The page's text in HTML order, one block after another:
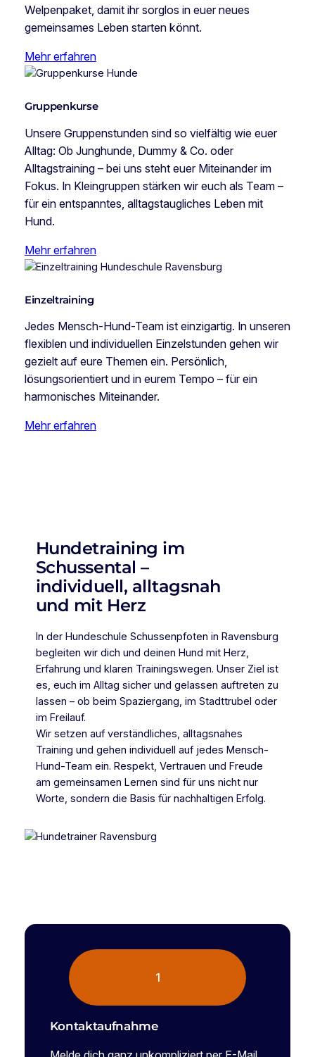
Welpenpaket, damit ihr sorglos in euer neues
gemeinsames Leben starten könnt.
Mehr erfahren
Gruppenkurse
Unsere Gruppenstunden sind so vielfältig wie euer
Alltag: Ob Junghunde, Dummy & Co. oder
Alltagstraining – bei uns steht euer Miteinander im
Fokus. In Kleingruppen stärken wir euch als Team –
für ein entspanntes, alltagstaugliches Leben mit
Hund.
Mehr erfahren
Einzeltraining
Jedes Mensch-Hund-Team ist einzigartig. In unseren
flexiblen und individuellen Einzelstunden gehen wir
gezielt auf eure Themen ein. Persönlich,
lösungsorientiert und in eurem Tempo – für ein
harmonisches Miteinander.
Mehr erfahren
Hundetraining im
Schussental –
individuell, alltagsnah
und mit Herz
In der Hundeschule Schussenpfoten in Ravensburg
begleiten wir dich und deinen Hund mit Herz,
Erfahrung und klaren Trainingswegen. Unser Ziel ist
es, euch im Alltag sicher und gelassen auftreten zu
lassen – ob beim Spaziergang, im Stadttrubel oder
im Freilauf.
Wir setzen auf verständliches, alltagsnahes
Training und gehen individuell auf jedes Mensch-
Hund-Team ein. Respekt, Vertrauen und Freude
am gemeinsamen Lernen sind für uns nicht nur
Worte, sondern die Basis für nachhaltigen Erfolg.
1
Kontaktaufnahme